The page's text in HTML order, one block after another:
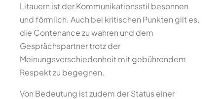
Litauern ist der Kommunikationsstil besonnen
und förmlich. Auch bei kritischen Punkten gilt es,
die Contenance zu wahren und dem
Gesprächspartner trotz der
Meinungsverschiedenheit mit gebührendem
Respekt zu begegnen.
Von Bedeutung ist zudem der Status einer